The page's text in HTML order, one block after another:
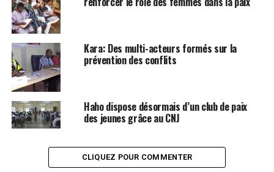
Kara: Des multi-acteurs formés sur la
prévention des conflits
Haho dispose désormais d’un club de paix
des jeunes grâce au CNJ
CLIQUEZ POUR COMMENTER